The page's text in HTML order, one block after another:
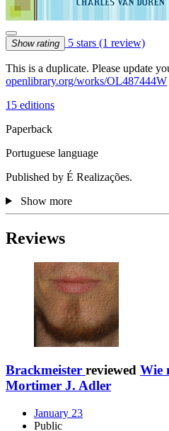
Show rating 5 stars (1 review)
This is a duplicate. Please update
openlibrary.org/works/OL487444W
15 editions
Paperback
Portuguese language
Published by É Realizações.
Show more
Reviews
Brackmeister reviewed Wie
Mortimer J. Adler
January 23
Public